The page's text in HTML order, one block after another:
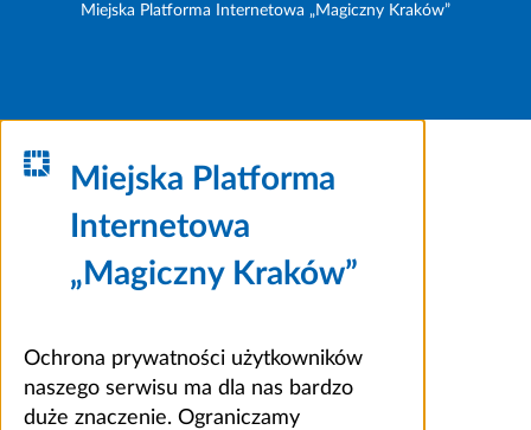
Miejska Platforma Internetowa „Magiczny Kraków”
Miejska Platforma
Internetowa
„Magiczny Kraków”
Ochrona prywatności użytkowników
naszego serwisu ma dla nas bardzo
duże znaczenie. Ograniczamy